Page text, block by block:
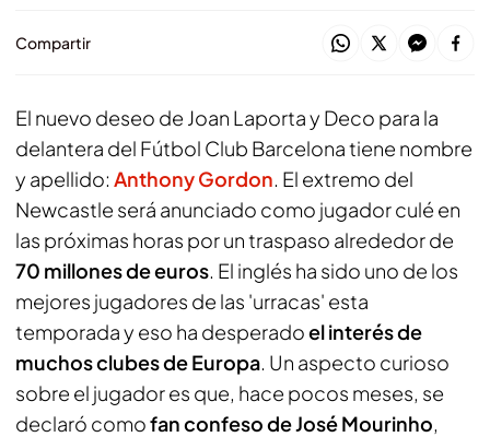
Compartir
El nuevo deseo de Joan Laporta y Deco para la
delantera del Fútbol Club Barcelona tiene nombre
y apellido: Anthony Gordon. El extremo del
Newcastle será anunciado como jugador culé en
las próximas horas por un traspaso alrededor de
70 millones de euros. El inglés ha sido uno de los
mejores jugadores de las 'urracas' esta
temporada y eso ha desperadoel interés de
muchos clubes de Europa. Un aspecto curioso
sobre el jugador es que, hace pocos meses, se
declaró comofan confeso de José Mourinho,